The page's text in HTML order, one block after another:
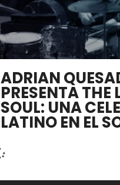
ADRIAN
PRESENTA THE
SOUL: UNA
LATINO EN EL